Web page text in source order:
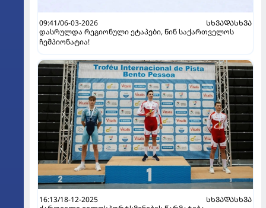
09:41/06-03-2026
ᲡᲮᲕᲐᲓᲐᲡᲮᲕᲐ
დასრულდა რეგიონული ეტაპები, წინ საქართველოს
ჩემპიონატია!
16:13/18-12-2025
ᲡᲮᲕᲐᲓᲐᲡᲮᲕᲐ